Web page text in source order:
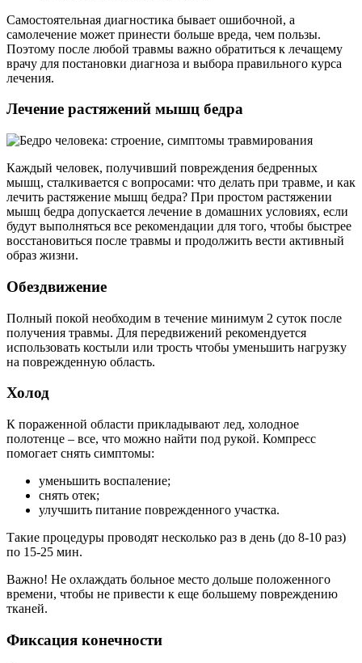
Самостоятельная диагностика бывает ошибочной, а
самолечение может принести больше вреда, чем пользы.
Поэтому после любой травмы важно обратиться к лечащему
врачу для постановки диагноза и выбора правильного курса
лечения.
Лечение растяжений мышц бедра
Каждый человек, получивший повреждения бедренных
мышц, сталкивается с вопросами: что делать при травме, и как
лечить растяжение мышц бедра? При простом растяжении
мышц бедра допускается лечение в домашних условиях, если
будут выполняться все рекомендации для того, чтобы быстрее
восстановиться после травмы и продолжить вести активный
образ жизни.
Обездвижение
Полный покой необходим в течение минимум 2 суток после
получения травмы. Для передвижений рекомендуется
использовать костыли или трость чтобы уменьшить нагрузку
на поврежденную область.
Холод
К пораженной области прикладывают лед, холодное
полотенце – все, что можно найти под рукой. Компресс
помогает снять симптомы:
уменьшить воспаление;
снять отек;
улучшить питание поврежденного участка.
Такие процедуры проводят несколько раз в день (до 8-10 раз)
по 15-25 мин.
Важно! Не охлаждать больное место дольше положенного
времени, чтобы не привести к еще большему повреждению
тканей.
Фиксация конечности